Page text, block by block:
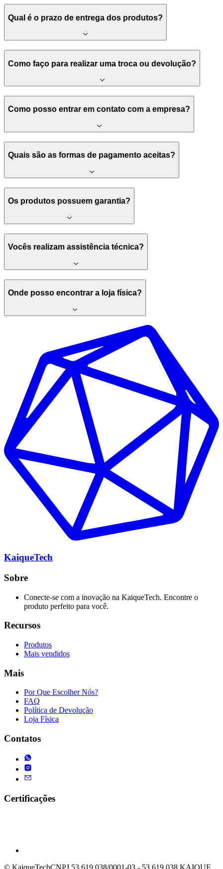
Qual é o prazo de entrega dos produtos?
Como faço para realizar uma troca ou devolução?
Como posso entrar em contato com a empresa?
Quais são as formas de pagamento aceitas?
Os produtos possuem garantia?
Vocês realizam assistência técnica?
Onde posso encontrar a loja física?
KaiqueTech
Sobre
Conecte-se com a inovação na KaiqueTech. Encontre o
produto perfeito para você.
Recursos
Produtos
Mais vendidos
Mais
Por Que Escolher Nós?
FAQ
Política de Devolução
Loja Física
Contatos
Certificações